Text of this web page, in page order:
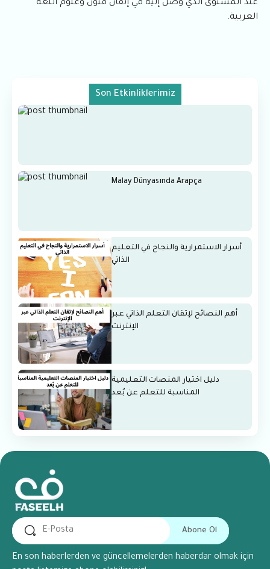
عند المستوى الذي وصل إليه في إتقان فنون وعلوم اللغة
العربية.
Son Etkinliklerimiz
Malay Dünyasında Arapça
أسرار الاستمرارية والنجاح في التعليم
الذاتي
أهم النصائح لإتقان التعلم الذاتي عبر
الإنترنت
دليل اختيار المنصات التعليمية
المناسبة للتعلم عن بُعد
Abone Ol
En son haberlerden ve güncellemelerden haberdar olmak için